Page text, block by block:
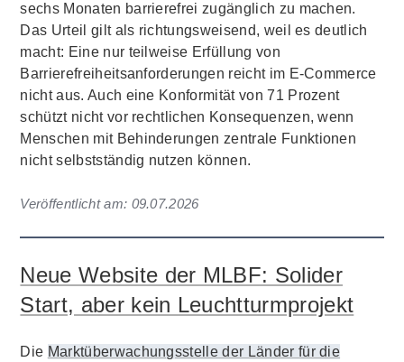
sechs Monaten barrierefrei zugänglich zu machen.
Das Urteil gilt als richtungsweisend, weil es deutlich
macht: Eine nur teilweise Erfüllung von
Barrierefreiheitsanforderungen reicht im E-Commerce
nicht aus. Auch eine Konformität von 71 Prozent
schützt nicht vor rechtlichen Konsequenzen, wenn
Menschen mit Behinderungen zentrale Funktionen
nicht selbstständig nutzen können.
Veröffentlicht am: 09.07.2026
Neue Website der MLBF: Solider
Start, aber kein Leuchtturmprojekt
Die Marktüberwachungsstelle der Länder für die